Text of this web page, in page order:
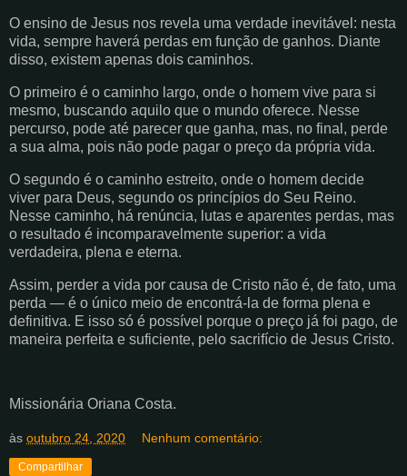
O ensino de Jesus nos revela uma verdade inevitável: nesta
vida, sempre haverá perdas em função de ganhos. Diante
disso, existem apenas dois caminhos.
O primeiro é o caminho largo, onde o homem vive para si
mesmo, buscando aquilo que o mundo oferece. Nesse
percurso, pode até parecer que ganha, mas, no final, perde
a sua alma, pois não pode pagar o preço da própria vida.
O segundo é o caminho estreito, onde o homem decide
viver para Deus, segundo os princípios do Seu Reino.
Nesse caminho, há renúncia, lutas e aparentes perdas, mas
o resultado é incomparavelmente superior: a vida
verdadeira, plena e eterna.
Assim, perder a vida por causa de Cristo não é, de fato, uma
perda — é o único meio de encontrá-la de forma plena e
definitiva. E isso só é possível porque o preço já foi pago, de
maneira perfeita e suficiente, pelo sacrifício de Jesus Cristo.
Missionária Oriana Costa.
às outubro 24, 2020 Nenhum comentário:
Compartilhar